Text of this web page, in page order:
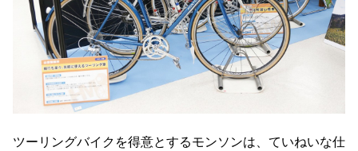
ツーリングバイクを得意とするモンソンは、ていねいな仕